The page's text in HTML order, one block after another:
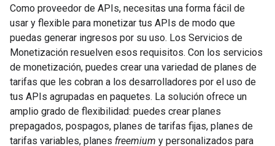
Como proveedor de APIs, necesitas una forma fácil de
usar y flexible para monetizar tus APIs de modo que
puedas generar ingresos por su uso. Los Servicios de
Monetización resuelven esos requisitos. Con los servicios
de monetización, puedes crear una variedad de planes de
tarifas que les cobran a los desarrolladores por el uso de
tus APIs agrupadas en paquetes. La solución ofrece un
amplio grado de flexibilidad: puedes crear planes
prepagados, pospagos, planes de tarifas fijas, planes de
tarifas variables, planes freemium y personalizados para